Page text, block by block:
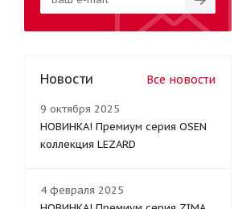
Новости Все новости
9 октября 2025
НОВИНКА! Премиум серия OSEN
коллекция LEZARD
4 февраля 2025